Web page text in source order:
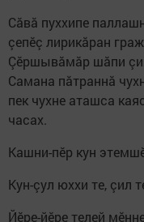
Сăвă пуххипе
çепӗç лирикăран
Çӗршывăмăр шăпи
Самана пăтраннă
пек чухне аташса
часах.
Кашни-пӗр кун
Кун-çул юххи те, çил
Йӗре-йӗре телей